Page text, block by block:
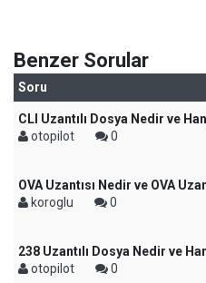
Benzer Sorular
Soru
CLI Uzantılı Dosya Nedir ve
otopilot
0
OVA Uzantısı Nedir ve OVA
koroglu
0
238 Uzantılı Dosya Nedir ve
otopilot
0